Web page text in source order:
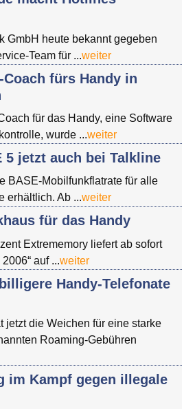
GmbH heute bekannt gegeben
Team für ...weiter
Coach fürs Handy in
für das Handy, eine Software
wurde ...weiter
5 jetzt auch bei Talkline
BASE-Mobilfunkflatrate für alle
erhältlich. Ab ...weiter
für das Handy
Extrememory liefert ab sofort
auf ...weiter
Handy-Telefonate
jetzt die Weichen für eine starke
Roaming-Gebühren
im Kampf gegen illegale